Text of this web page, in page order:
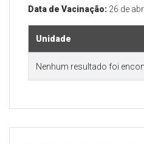
Data de Vacinação: 26 de
Unidade
Nenhum resultado foi